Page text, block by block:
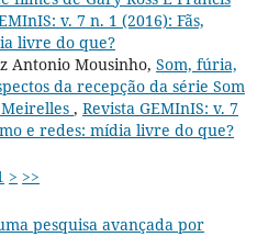
v. 7 n. 1 (2016): Fãs,
livre do que?
Antonio Mousinho, Som, fúria,
da recepção da série Som
, Revista GEMInIS: v. 7
e redes: mídia livre do que?
> >>
pesquisa avançada por